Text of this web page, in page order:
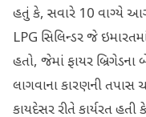
હતું કે, સવારે 10 વાગ્યે
LPG સિલિન્ડર જે
હતો, જેમાં ફાયર
લાગવાના કારણની તપાસ
કાયદેસર રીતે કાર્યરત